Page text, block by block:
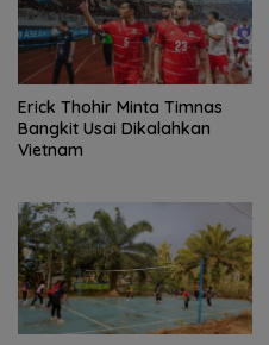
Erick Thohir Minta Timnas
Bangkit Usai Dikalahkan
Vietnam